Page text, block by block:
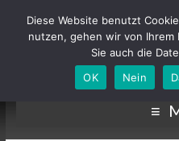
Diese Website benutzt
nutzen, gehen wir von Ihrem
Sie auch die
OK
Nein